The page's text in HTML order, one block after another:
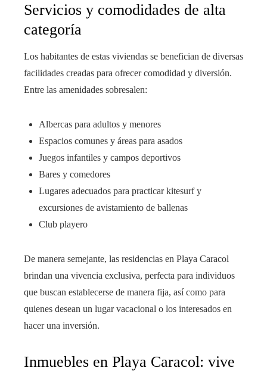
Servicios y comodidades de alta
categoría
Los habitantes de estas viviendas se benefician de diversas
facilidades creadas para ofrecer comodidad y diversión.
Entre las amenidades sobresalen:
Albercas para adultos y menores
Espacios comunes y áreas para asados
Juegos infantiles y campos deportivos
Bares y comedores
Lugares adecuados para practicar kitesurf y
excursiones de avistamiento de ballenas
Club playero
De manera semejante, las residencias en Playa Caracol
brindan una vivencia exclusiva, perfecta para individuos
que buscan establecerse de manera fija, así como para
quienes desean un lugar vacacional o los interesados en
hacer una inversión.
Inmuebles en Playa Caracol: vive